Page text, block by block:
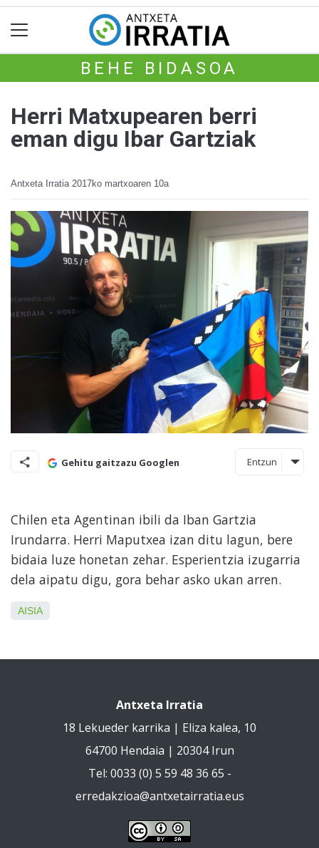
BEHE BIDASOA
Herri Matxupearen berri
eman digu Ibar Gartziak
Antxeta Irratia 2017ko martxoaren 10a
Gehitu gaitzazu Googlen Entzun
Chilen eta Agentinan ibili da Iban Gartzia
Irundarra. Herri Maputxea izan ditu lagun, bere
bidaia luze honetan zehar. Esperientzia izugarria
dela aipatu digu, gora behar asko ukan arren.
AISIA
Antxeta Irratia
18 Lekueder karrika | Eliza kalea, 10
64700 Hendaia | 20304 Irun
Tel: 0033 (0) 5 59 48 36 65 -
erredakzioa@antxetairratia.eus